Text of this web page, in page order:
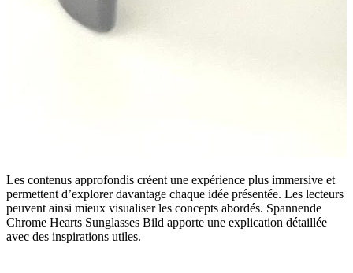
Les contenus approfondis créent une expérience plus immersive et
permettent d’explorer davantage chaque idée présentée. Les lecteurs
peuvent ainsi mieux visualiser les concepts abordés. Spannende
Chrome Hearts Sunglasses Bild apporte une explication détaillée
avec des inspirations utiles.